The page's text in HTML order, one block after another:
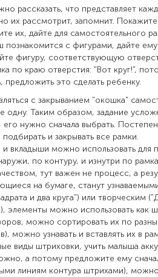
рассказать, что представляет
их рассмотрит, запомнит.
их, дайте для самостоятельного
познакомится с фигурами, дайте
фигуру, соответствующую
по краю отверстия: "Вот круг!",
это сделать ребенку.
с закрыванием "окошка"
одну. Таким образом, задание
его нужно сначала выбрать.
и закрывать все рамки.
можно использовать для
по контуру, и изнутри по
тут важен не процесс, а
на бумаге, станут
и два круга") или творческим
элементы можно использовать как
можно сортировать их по
можно узнавать и вставлять их в
виды штриховки, учить малыша
а потому предложите ему
линиям контура штрихами),